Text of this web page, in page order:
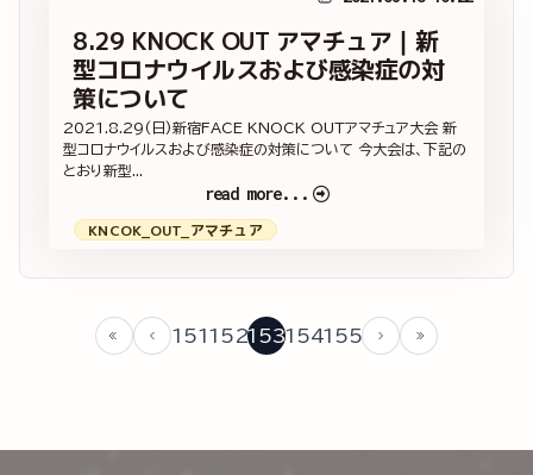
8.29 KNOCK OUT アマチュア｜新
型コロナウイルスおよび感染症の対
策について
2021.8.29(日)新宿FACE KNOCK OUTアマチュア大会 新
型コロナウイルスおよび感染症の対策について 今大会は、下記の
とおり新型...
read more...
KNCOK_OUT_アマチュア
151152153154155